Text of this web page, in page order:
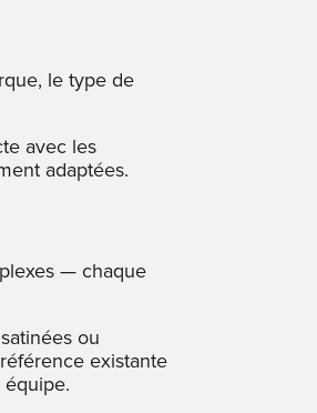
le type de
avec les
adaptées.
— chaque
ou
existante